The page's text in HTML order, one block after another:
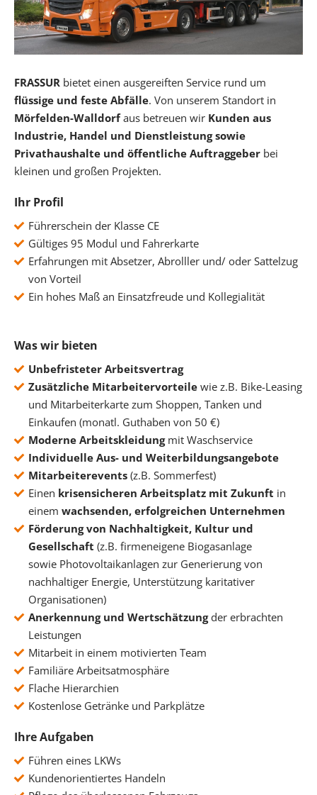
FRASSUR bietet einen ausgereiften Service rund um
flüssige und feste Abfälle. Von unserem Standort in
Mörfelden-Walldorfaus betreuen wir Kunden aus
Industrie, Handel und Dienstleistung sowie
Privathaushalte und öffentliche Auftraggeber bei
kleinen und großen Projekten.
Ihr Profil
Führerschein der Klasse CE
Gültiges 95 Modul und Fahrerkarte
Erfahrungen mit Absetzer, Abrolller und/ oder Sattelzug
von Vorteil
Ein hohes Maß an Einsatzfreude und Kollegialität
Was wir bieten
Unbefristeter Arbeitsvertrag
Zusätzliche Mitarbeitervorteile wie z.B. Bike-Leasing
und Mitarbeiterkarte zum Shoppen, Tanken und
Einkaufen (monatl. Guthaben von 50 €)
Moderne Arbeitskleidungmit Waschservice
Individuelle Aus- und Weiterbildungsangebote
Mitarbeiterevents (z.B. Sommerfest)
Einen krisensicheren Arbeitsplatz mit Zukunft in
einem wachsenden, erfolgreichen Unternehmen
Förderung von Nachhaltigkeit, Kultur und
Gesellschaft (z.B. firmeneigene Biogasanlage
sowie Photovoltaikanlagen zur Generierung von
nachhaltiger Energie, Unterstützung karitativer
Organisationen)
Anerkennung und Wertschätzungder erbrachten
Leistungen
Mitarbeit in einem motivierten Team
Familiäre Arbeitsatmosphäre
Flache Hierarchien
Kostenlose Getränke und Parkplätze
Ihre Aufgaben
Führen eines LKWs
Kundenorientiertes Handeln